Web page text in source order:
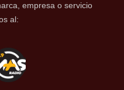
empresa o servicio
al: